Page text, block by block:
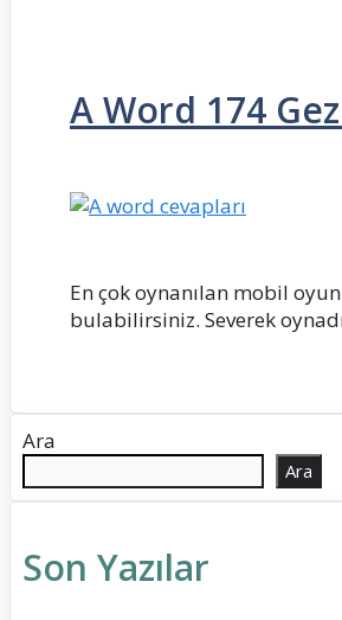
A Word 174
En çok oynanılan mobil
bulabilirsiniz. Severek
Ara
Ara
Son Yazılar